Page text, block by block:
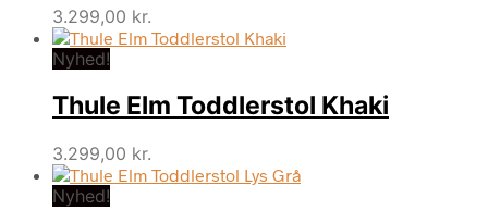
3.299,00 kr.
Nyhed!
Thule Elm Toddlerstol Khaki
3.299,00 kr.
Nyhed!